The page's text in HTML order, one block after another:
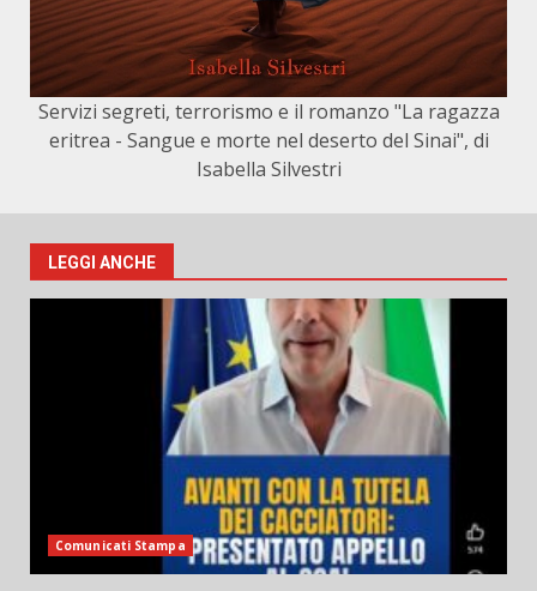
Servizi segreti, terrorismo e il romanzo "La ragazza
eritrea - Sangue e morte nel deserto del Sinai", di
Isabella Silvestri
LEGGI ANCHE
Comunicati Stampa